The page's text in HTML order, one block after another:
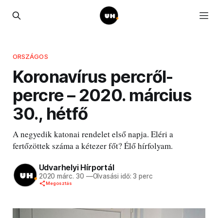
ORSZÁGOS
Koronavírus percről-
percre – 2020. március
30., hétfő
A negyedik katonai rendelet első napja. Eléri a
fertőzöttek száma a kétezer főt? Élő hírfolyam.
Udvarhelyi Hírportál
2020 márc. 30 —Olvasási idő: 3 perc
Megosztás